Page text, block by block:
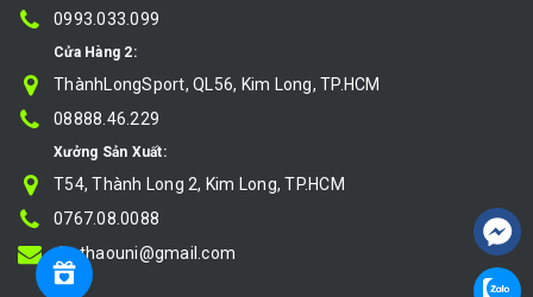
0993.033.099
Cửa Hàng 2:
ThànhLongSport, QL56, Kim Long, TP.HCM
08888.46.229
Xưởng Sản Xuất:
T54, Thành Long 2, Kim Long, TP.HCM
0767.08.0088
thethaouni@gmail.com